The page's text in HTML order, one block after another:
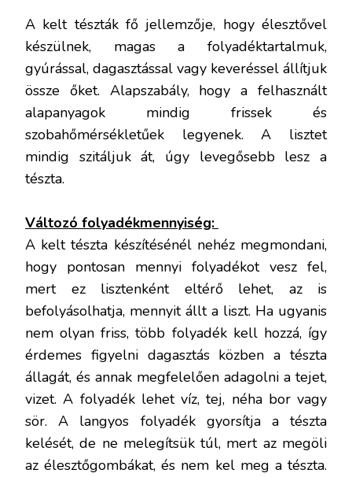
A kelt tészták fő jellemzője, hogy élesztővel
készülnek, magas a folyadéktartalmuk,
gyúrással, dagasztással vagy keveréssel állítjuk
össze őket. Alapszabály, hogy a felhasznált
alapanyagok mindig frissek és
szobahőmérsékletűek legyenek. A lisztet
mindig szitáljuk át, úgy levegősebb lesz a
tészta.
Változó folyadékmennyiség:
A kelt tészta készítésénél nehéz megmondani,
hogy pontosan mennyi folyadékot vesz fel,
mert ez lisztenként eltérő lehet, az is
befolyásolhatja, mennyit állt a liszt. Ha ugyanis
nem olyan friss, több folyadék kell hozzá, így
érdemes figyelni dagasztás közben a tészta
állagát, és annak megfelelően adagolni a tejet,
vizet. A folyadék lehet víz, tej, néha bor vagy
sör. A langyos folyadék gyorsítja a tészta
kelését, de ne melegítsük túl, mert az megöli
az élesztőgombákat, és nem kel meg a tészta.